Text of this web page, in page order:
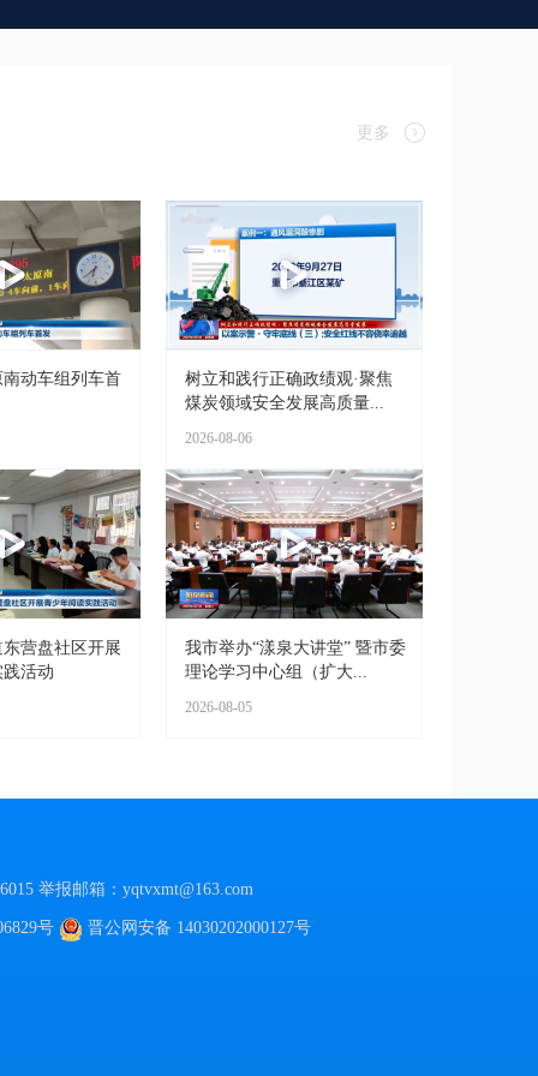
更多
动车组列车首
树立和践行正确政绩观·聚焦
煤炭领域安全发展高质量...
2026-08-06
营盘社区开展
活动
我市举办“漾泉大讲堂” 暨市委
理论学习中心组（扩大...
2026-08-05
举报邮箱：yqtvxmt@163.com
号 晋公网安备 14030202000127号